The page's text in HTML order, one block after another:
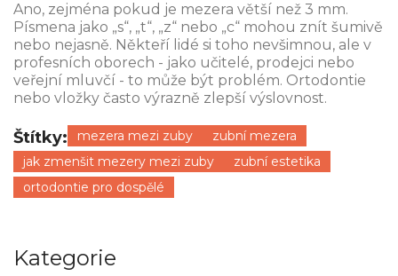
Ano, zejména pokud je mezera větší než 3 mm.
Písmena jako „s“, „t“, „z“ nebo „c“ mohou znít šumivě
nebo nejasně. Někteří lidé si toho nevšimnou, ale v
profesních oborech - jako učitelé, prodejci nebo
veřejní mluvčí - to může být problém. Ortodontie
nebo vložky často výrazně zlepší výslovnost.
Štítky: mezera mezi zuby
zubní mezera
jak zmenšit mezery mezi zuby
zubní estetika
ortodontie pro dospělé
Kategorie